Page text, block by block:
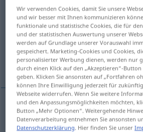
streng
Übersicht aller Übersetzungen
(Für mehr Details die Übersetzung
streng
streng streng
Wir verwenden Cookies, damit Sie unsere
und wir besser mit Ihnen kommunizieren
funktionale und statistische Cookies, die für
und der statistischen Auswertung unserer
werden auf Grundlage unserer Vorauswahl
gespeichert. Marketing-Cookies und Cookies,
personalisierter Werbung dienen, werden nur
durch einen Klick auf den „Akzeptieren“-
geben. Klicken Sie ansonsten auf „Fortfahren
können Ihre Einwilligung jederzeit für
Webseite widerrufen. Wenn Sie weitere
und den Anpassungsmöglichkeiten möchten,
Button „Mehr Optionen“. Weitergehende
Datenverarbeitung entnehmen Sie ansonsten
Datenschutzerklärung. Hier finden Sie unser